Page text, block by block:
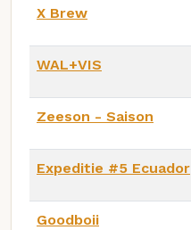
X Brew
WAL+VIS
Zeeson - Saison
Expeditie #5 Ecuador
Goodboii